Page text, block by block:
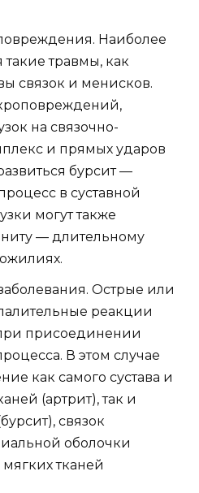
Наиболее
такие травмы, как
связок и менисков.
на связочно-
и прямых ударов
бурсит —
в суставной
могут также
— длительному
Острые или
реакции
присоединении
В этом случае
как самого сустава и
(артрит), так и
связок
оболочки
тканей